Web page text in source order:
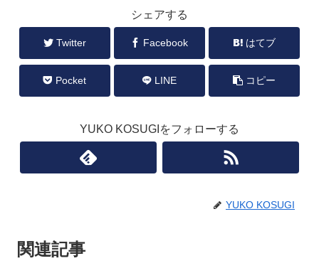
シェアする
Twitter Facebook はてブ
Pocket LINE コピー
YUKO KOSUGIをフォローする
YUKO KOSUGI
関連記事